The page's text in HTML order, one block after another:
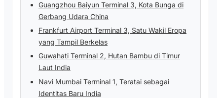
Guangzhou Baiyun Terminal 3, Kota Bunga di
Gerbang Udara China
Frankfurt Airport Terminal 3, Satu Wakil Eropa
yang Tampil Berkelas
Guwahati Terminal 2, Hutan Bambu di Timur
Laut India
Navi Mumbai Terminal 1, Teratai sebagai
Identitas Baru India